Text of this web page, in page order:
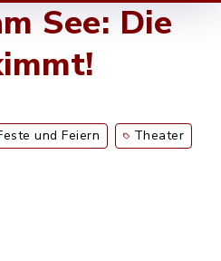
See: Die
und Feiern Theater